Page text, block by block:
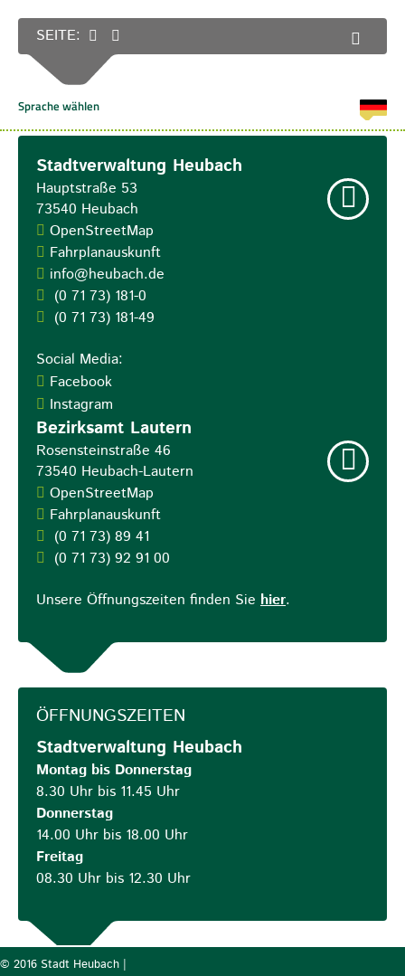
SEITE:
Stadtverwaltung Heubach
Hauptstraße 53
73540 Heubach
OpenStreetMap
Fahrplanauskunft
info@heubach.de
(0 71 73) 181-0
(0 71 73) 181-49
Social Media:
Facebook
Instagram
Bezirksamt Lautern
Rosensteinstraße 46
73540 Heubach-Lautern
OpenStreetMap
Fahrplanauskunft
(0 71 73) 89 41
(0 71 73) 92 91 00
Unsere Öffnungszeiten finden Sie hier.
ÖFFNUNGSZEITEN
Stadtverwaltung Heubach
Montag bis Donnerstag
8.30 Uhr bis 11.45 Uhr
Donnerstag
14.00 Uhr bis 18.00 Uhr
Freitag
08.30 Uhr bis 12.30 Uhr
© 2016 Stadt Heubach |